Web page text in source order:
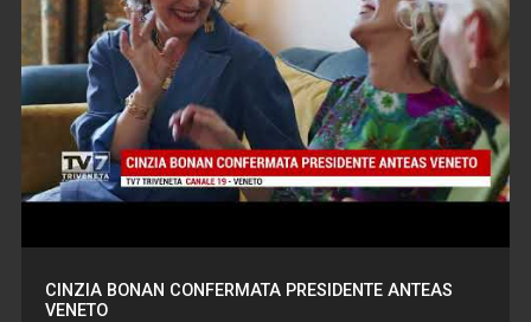
CINZIA BONAN CONFERMATA PRESIDENTE ANTEAS
VENETO